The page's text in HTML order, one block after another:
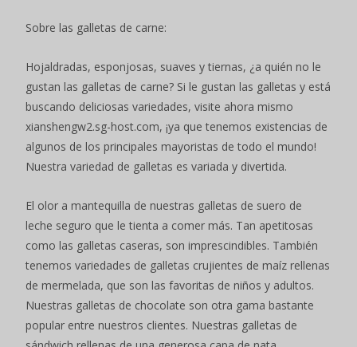
Sobre las galletas de carne:
Hojaldradas, esponjosas, suaves y tiernas, ¿a quién no le
gustan las galletas de carne? Si le gustan las galletas y está
buscando deliciosas variedades, visite ahora mismo
xianshengw2.sg-host.com, ¡ya que tenemos existencias de
algunos de los principales mayoristas de todo el mundo!
Nuestra variedad de galletas es variada y divertida.
El olor a mantequilla de nuestras galletas de suero de
leche seguro que le tienta a comer más. Tan apetitosas
como las galletas caseras, son imprescindibles. También
tenemos variedades de galletas crujientes de maíz rellenas
de mermelada, que son las favoritas de niños y adultos.
Nuestras galletas de chocolate son otra gama bastante
popular entre nuestros clientes. Nuestras galletas de